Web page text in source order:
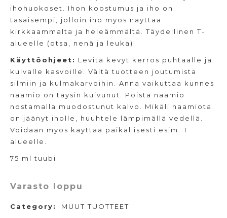
ihohuokoset. Ihon koostumus ja iho on
tasaisempi, jolloin iho myös näyttää
kirkkaammalta ja heleämmältä. Täydellinen T-
alueelle (otsa, nenä ja leuka).
Käyttöohjeet: Levitä kevyt kerros puhtaalle ja
kuivalle kasvoille. Vältä tuotteen joutumista
silmiin ja kulmakarvoihin. Anna vaikuttaa kunnes
naamio on täysin kuivunut. Poista naamio
nostamalla muodostunut kalvo. Mikäli naamiota
on jäänyt iholle, huuhtele lämpimällä vedellä.
Voidaan myös käyttää paikallisesti esim. T
alueelle.
75 ml tuubi
Varasto loppu
Category: MUUT TUOTTEET